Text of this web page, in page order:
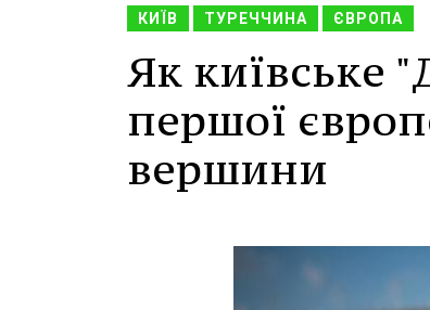
КИЇВ ТУРЕЧЧИНА ЄВРОПА
Як київське
першої
вершини